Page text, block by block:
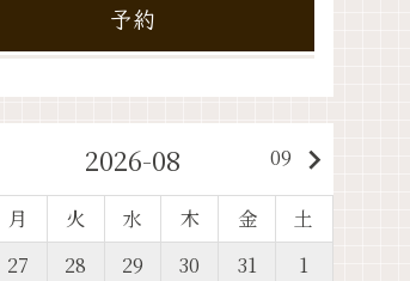
予約
2026-08 09 keyboard_arrow_right
月 火 水 木 金
土
27 28 29 30 31 1